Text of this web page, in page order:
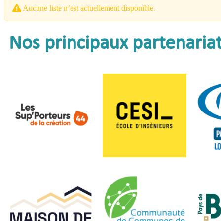
Aucune liste n’est actuellement disponible.
Nos principaux